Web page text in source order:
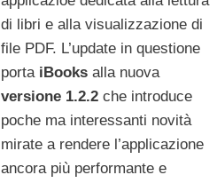
di libri e alla visualizzazione di
file PDF. L’update in questione
porta iBooks alla nuova
versione 1.2.2 che introduce
poche ma interessanti novità
mirate a rendere l’applicazione
ancora più performante e